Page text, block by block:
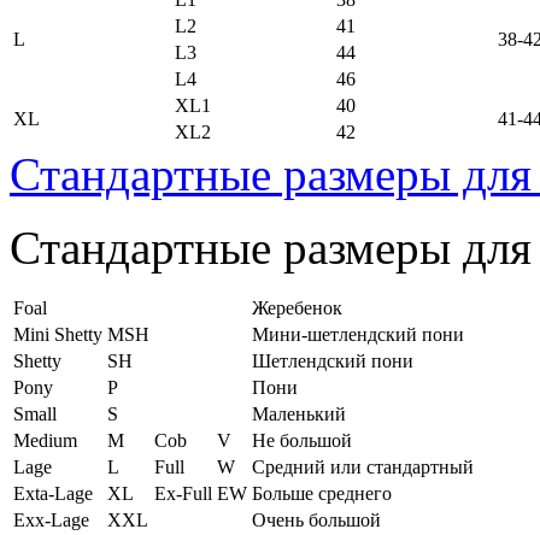
L
38-
L2
41
L3
44
L4
46
XL
XL1 40
41-
XL2 42
Стандартные размеры
Стандартные размеры
Foal
Жеребенок
Mini Shetty MSH
Мини-шетлендский пони
Shetty
SH
Шетлендский пони
Pony
P
Пони
Small
S
Маленький
Medium
M Cob V
Не большой
Lage
L Full W
Средний или стандартный
Exta-Lage
XL Ex-Full EW Больше среднего
Exx-Lage
XXL Очень большой